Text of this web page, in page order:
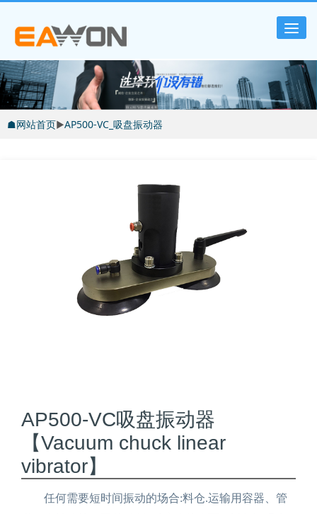
☗网站首页▶AP500-VC_吸盘振动器
AP500-VC吸盘振动器
【Vacuum chuck linear
vibrator】
任何需要短时间振动的场合:料仓.运输用容器、管